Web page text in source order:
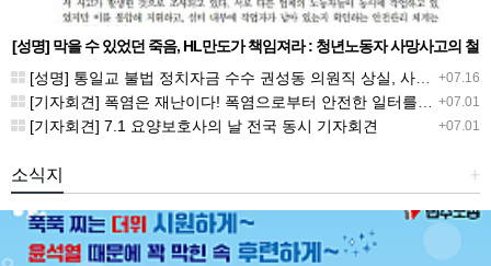
[성명] 막을 수 있었던 죽음, HL만도가 책임져라 : 청년노동자 사망사고의 철
저한 진상규명과 재발방지 대책 마련하라
+07.16
[성명] 통일교 불법 정치자금 수수 권성동 의원직 상실, 사필귀정이다
+07.01
[기자회견] 폭염은 재난이다! 폭염으로부터 안전한 일터를 위한 민주노총 강원지역본부 폭염감시단 선포 기자회견
+07.01
[기자회견] 7.1 요양보호사의 날 전국 동시 기자회견
+
소식지